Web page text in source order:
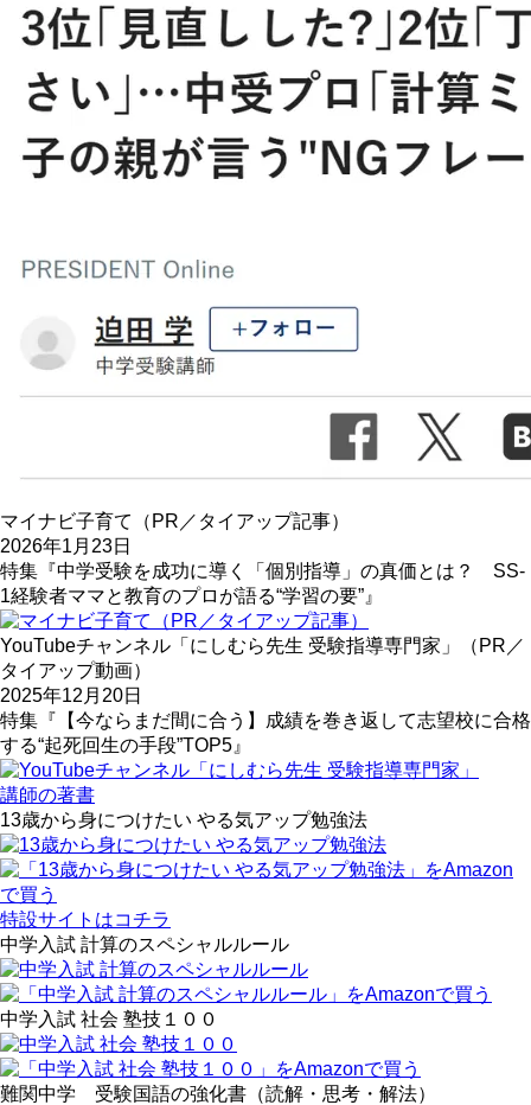
マイナビ子育て（PR／タイアップ記事）
2026年1月23日
特集『中学受験を成功に導く「個別指導」の真価とは？ SS-
1経験者ママと教育のプロが語る“学習の要”』
YouTubeチャンネル「にしむら先生 受験指導専門家」（PR／
タイアップ動画）
2025年12月20日
特集『【今ならまだ間に合う】成績を巻き返して志望校に合格
する“起死回生の手段”TOP5』
講師の著書
13歳から身につけたい やる気アップ勉強法
特設サイトはコチラ
中学入試 計算のスペシャルルール
中学入試 社会 塾技１００
難関中学 受験国語の強化書（読解・思考・解法）